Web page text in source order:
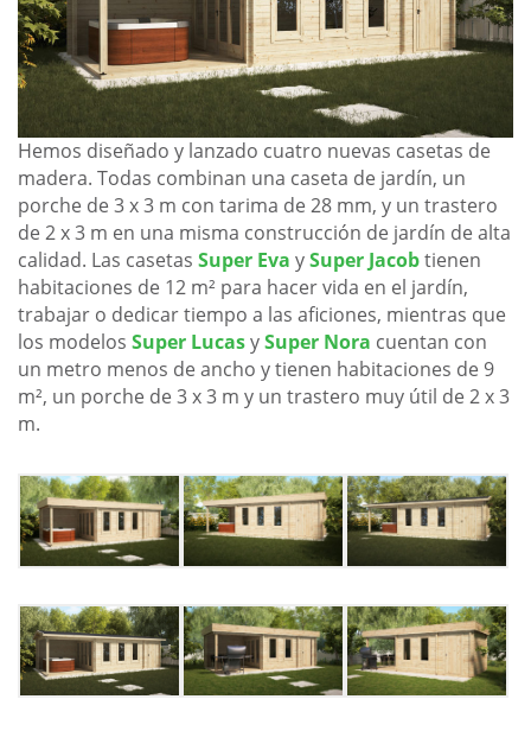
Hemos diseñado y lanzado cuatro nuevas casetas de
madera. Todas combinan una caseta de jardín, un
porche de 3 x 3 m con tarima de 28 mm, y un trastero
de 2 x 3 m en una misma construcción de jardín de alta
calidad. Las casetas Super Eva ySuper Jacobtienen
habitaciones de 12 m² para hacer vida en el jardín,
trabajar o dedicar tiempo a las aficiones, mientras que
los modelos Super LucasySuper Nora cuentan con
un metro menos de ancho y tienen habitaciones de 9
m², un porche de 3 x 3 m y un trastero muy útil de 2 x 3
m.